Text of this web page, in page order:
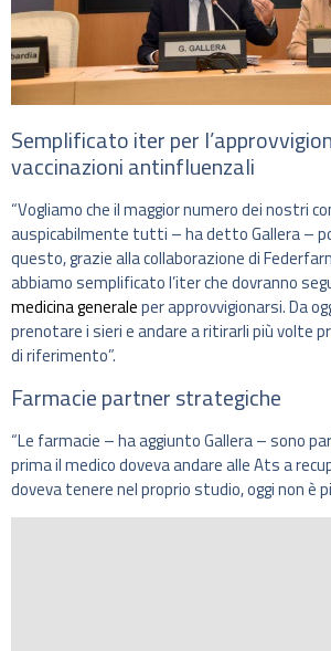
Semplificato iter per
vaccinazioni antinfluenzali
“Vogliamo che il maggior numero dei nostri
auspicabilmente tutti – ha detto Gallera –
questo, grazie alla collaborazione di
abbiamo semplificato l’iter che dovranno
medicina generaleper approvvigionarsi. Da
prenotare i sieri e andare a ritirarli più volte
di riferimento”.
Farmacie partner strategiche
“Le farmacie – ha aggiunto Gallera – sono
prima il medico doveva andare alle Ats a
doveva tenere nel proprio studio, oggi non è